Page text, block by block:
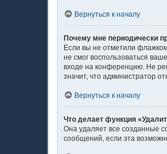
Вернуться к началу
Почему мне периодически
Если вы не отметили
не смог воспользоваться
входе на конференцию. Не
значит, что администратор
Вернуться к началу
Что делает функция
Она удаляет все созданные
сообщений, если эта